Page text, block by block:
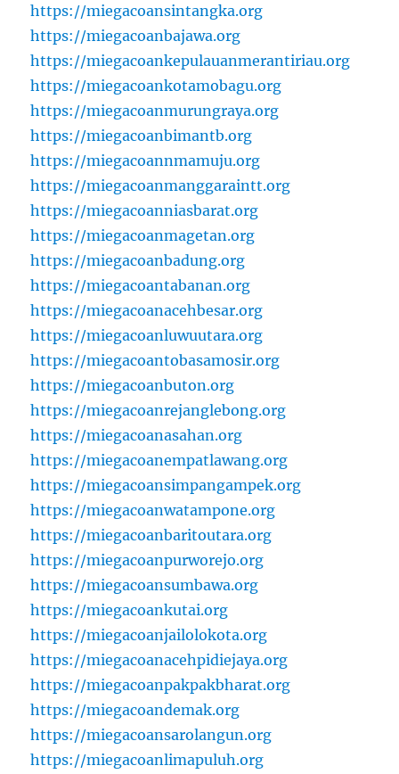
https://miegacoansintangka.org
https://miegacoanbajawa.org
https://miegacoankepulauanmerantiriau.org
https://miegacoankotamobagu.org
https://miegacoanmurungraya.org
https://miegacoanbimantb.org
https://miegacoannmamuju.org
https://miegacoanmanggaraintt.org
https://miegacoanniasbarat.org
https://miegacoanmagetan.org
https://miegacoanbadung.org
https://miegacoantabanan.org
https://miegacoanacehbesar.org
https://miegacoanluwuutara.org
https://miegacoantobasamosir.org
https://miegacoanbuton.org
https://miegacoanrejanglebong.org
https://miegacoanasahan.org
https://miegacoanempatlawang.org
https://miegacoansimpangampek.org
https://miegacoanwatampone.org
https://miegacoanbaritoutara.org
https://miegacoanpurworejo.org
https://miegacoansumbawa.org
https://miegacoankutai.org
https://miegacoanjailolokota.org
https://miegacoanacehpidiejaya.org
https://miegacoanpakpakbharat.org
https://miegacoandemak.org
https://miegacoansarolangun.org
https://miegacoanlimapuluh.org